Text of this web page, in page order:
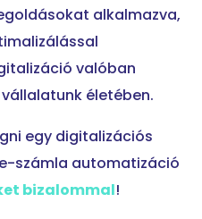
alkalmazva,
valóban
életében.
egy digitalizációs
számla automatizáció
bizalommal!